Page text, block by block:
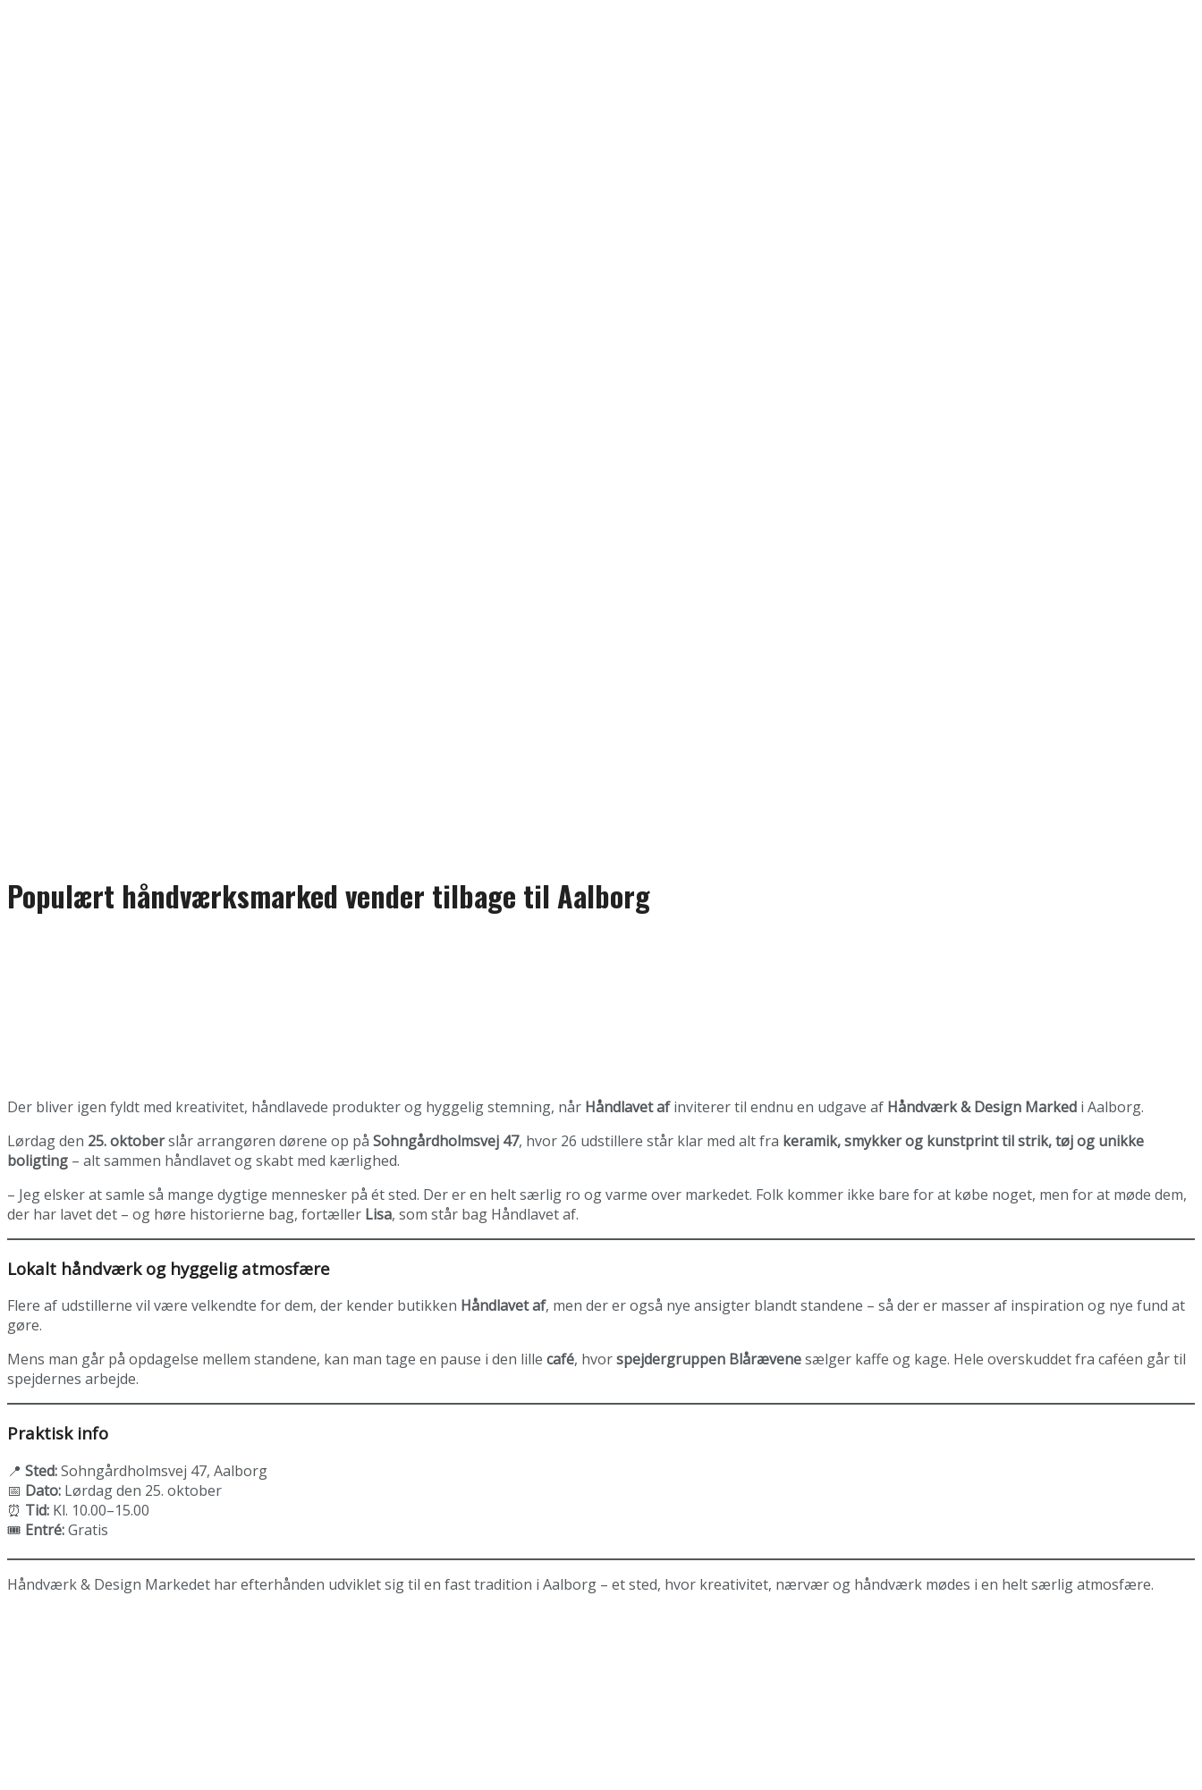
Populært håndværksmarked vender tilbage til Aalborg
Der bliver igen fyldt med kreativitet, håndlavede produkter og hyggelig stemning, når Håndlavet afinviterer til endnu en udgave af Håndværk & Design Marked i Aalborg.
Lørdag den 25. oktoberslår arrangøren dørene op på Sohngårdholmsvej 47, hvor 26 udstillere står klar med alt fra keramik, smykker og kunstprint til strik, tøj og unikke
boligting – alt sammen håndlavet og skabt med kærlighed.
– Jeg elsker at samle så mange dygtige mennesker på ét sted. Der er en helt særlig ro og varme over markedet. Folk kommer ikke bare for at købe noget, men for at møde dem,
der har lavet det – og høre historierne bag, fortæller Lisa, som står bag Håndlavet af.
Lokalt håndværk og hyggelig atmosfære
Flere af udstillerne vil være velkendte for dem, der kender butikken Håndlavet af, men der er også nye ansigter blandt standene – så der er masser af inspiration og nye fund at
gøre.
Mens man går på opdagelse mellem standene, kan man tage en pause i den lille café, hvorspejdergruppen Blårævenesælger kaffe og kage. Hele overskuddet fra caféen går til
spejdernes arbejde.
Praktisk info
📍 Sted:Sohngårdholmsvej 47, Aalborg
📅 Dato: Lørdag den 25. oktober
⏰ Tid: Kl. 10.00–15.00
🎟️ Entré:Gratis
Håndværk & Design Markedet har efterhånden udviklet sig til en fast tradition i Aalborg – et sted, hvor kreativitet, nærvær og håndværk mødes i en helt særlig atmosfære.